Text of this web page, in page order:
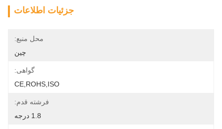
جزئیات اطلاعات
محل منبع:
چین
گواهی:
CE,ROHS,ISO
فرشته قدم:
1.8 درجه